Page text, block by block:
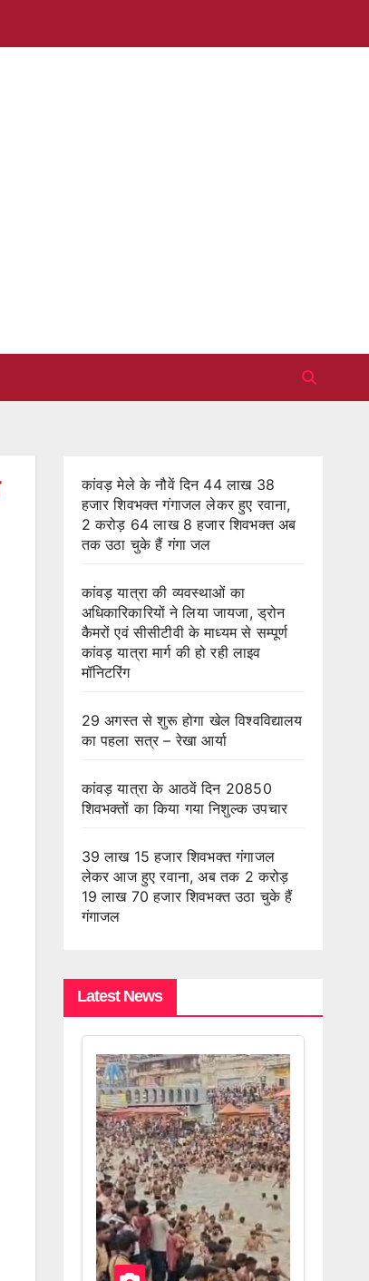
कांवड़ मेले के नौवें दिन 44 लाख 38
हजार शिवभक्त गंगाजल लेकर हुए रवाना,
2 करोड़ 64 लाख 8 हजार शिवभक्त अब
तक उठा चुके हैं गंगा जल
कांवड़ यात्रा की व्यवस्थाओं का
अधिकारिकारियों ने लिया जायजा, ड्रोन
कैमरों एवं सीसीटीवी के माध्यम से सम्पूर्ण
कांवड़ यात्रा मार्ग की हो रही लाइव
मॉनिटरिंग
29 अगस्त से शुरू होगा खेल विश्वविद्यालय
का पहला सत्र – रेखा आर्या
कांवड़ यात्रा के आठवें दिन 20850
शिवभक्तों का किया गया निशुल्क उपचार
39 लाख 15 हजार शिवभक्त गंगाजल
लेकर आज हुए रवाना, अब तक 2 करोड़
19 लाख 70 हजार शिवभक्त उठा चुके हैं
गंगाजल
Latest News